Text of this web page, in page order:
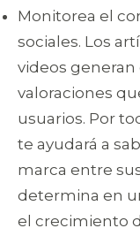
Monitorea el
sociales. Los
videos
valoraciones
usuarios. Por
te ayudará a
marca entre
determina en
el crecimiento